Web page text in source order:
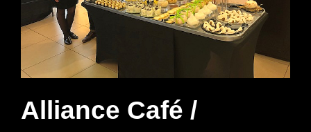
Alliance Café /